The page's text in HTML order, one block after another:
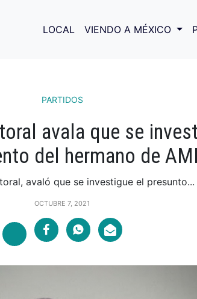
LOCAL VIENDO A MÉXICO
PARTIDOS
avala que se
del hermano de
avaló que se investigue el presunto...
OCTUBRE 7, 2021